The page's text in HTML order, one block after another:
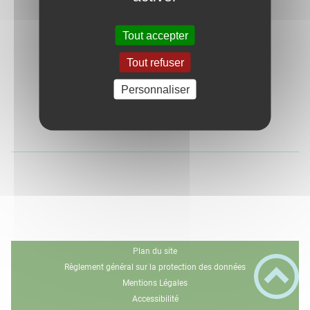
Plan du site
Règlement général sur la protection des données
Mentions Légales
Accessibilité
Tout accepter
Tout refuser
Personnaliser